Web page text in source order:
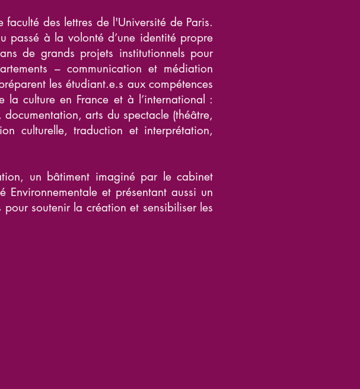
des lettres de l'Université de Paris.
passé à la volonté d’une identité propre
de grands projets institutionnels pour
– communication et médiation
les étudiant.e.s aux compétences
culture en France et à l’international :
arts du spectacle (théâtre,
culturelle, traduction et interprétation,
un bâtiment imaginé par le cabinet
et présentant aussi un
soutenir la création et sensibiliser les